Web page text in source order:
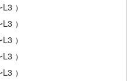
）
）
）
）
）